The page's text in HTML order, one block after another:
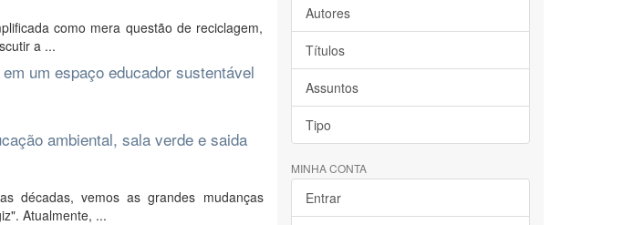
como mera questão de reciclagem,
a ...
um espaço educador sustentável
ambiental, sala verde e saida
décadas, vemos as grandes mudanças
Atualmente, ...
Autores
Títulos
Assuntos
Tipo
MINHA CONTA
Entrar